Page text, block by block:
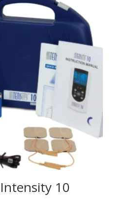
10